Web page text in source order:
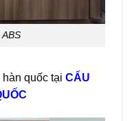
quốc tại CẤU